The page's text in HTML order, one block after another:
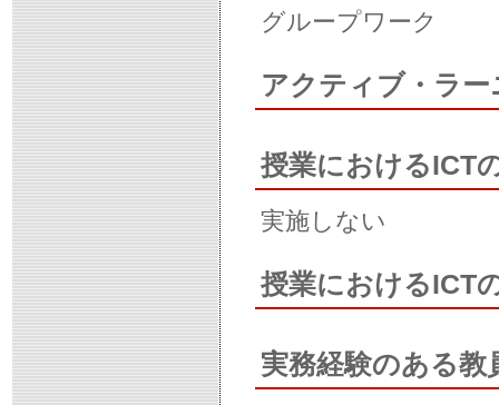
グループワーク
アクティブ・ラ
授業におけるICT
実施しない
授業におけるICT
実務経験のある教